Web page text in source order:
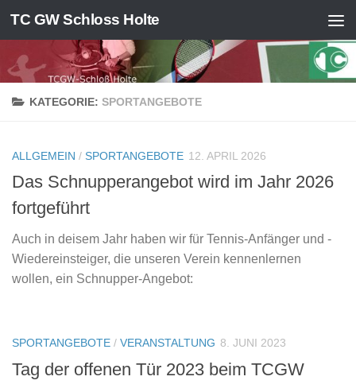
Zum Inhalt springen
TC GW Schloss Holte
KATEGORIE: SPORTANGEBOTE
ALLGEMEIN / SPORTANGEBOTE 12. APRIL 2026
Das Schnupperangebot wird im Jahr 2026
fortgeführt
Auch in deisem Jahr haben wir für Tennis-Anfänger und -
Wiedereinsteiger, die unseren Verein kennenlernen
wollen, ein Schnupper-Angebot:
SPORTANGEBOTE / VERANSTALTUNG 8. JUNI 2023
Tag der offenen Tür 2023 beim TCGW